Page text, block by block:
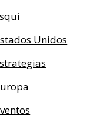
Unidos